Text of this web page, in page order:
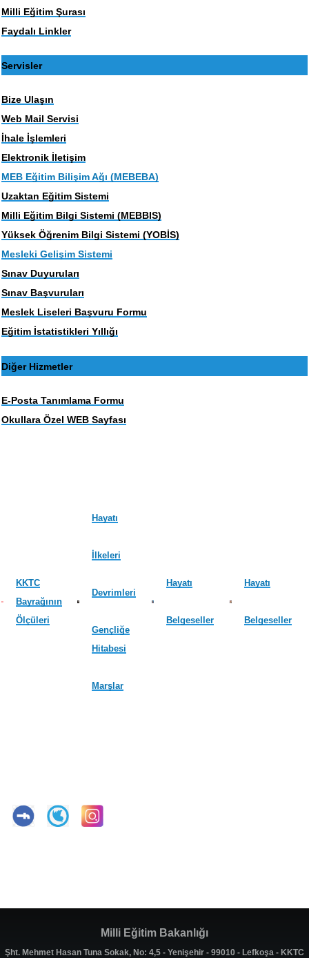
Milli Eğitim Şurası
Faydalı Linkler
Servisler
Bize Ulaşın
Web Mail Servisi
İhale İşlemleri
Elektronik İletişim
MEB Eğitim Bilişim Ağı (MEBEBA)
Uzaktan Eğitim Sistemi
Milli Eğitim Bilgi Sistemi (MEBBIS)
Yüksek Öğrenim Bilgi Sistemi (YOBİS)
Mesleki Gelişim Sistemi
Sınav Duyuruları
Sınav Başvuruları
Meslek Liseleri Başvuru Formu
Eğitim İstatistikleri Yıllığı
Diğer Hizmetler
E-Posta Tanımlama Formu
Okullara Özel WEB Sayfası
KKTC
Bayrağının
Ölçüleri
Hayatı
İlkeleri
Devrimleri
Gençliğe
Hitabesi
Marşlar
Hayatı
Belgeseller
Hayatı
Belgeseller
Milli Eğitim Bakanlığı
Şht. Mehmet Hasan Tuna Sokak, No: 4,5 - Yenişehir - 99010 - Lefkoşa - KKTC